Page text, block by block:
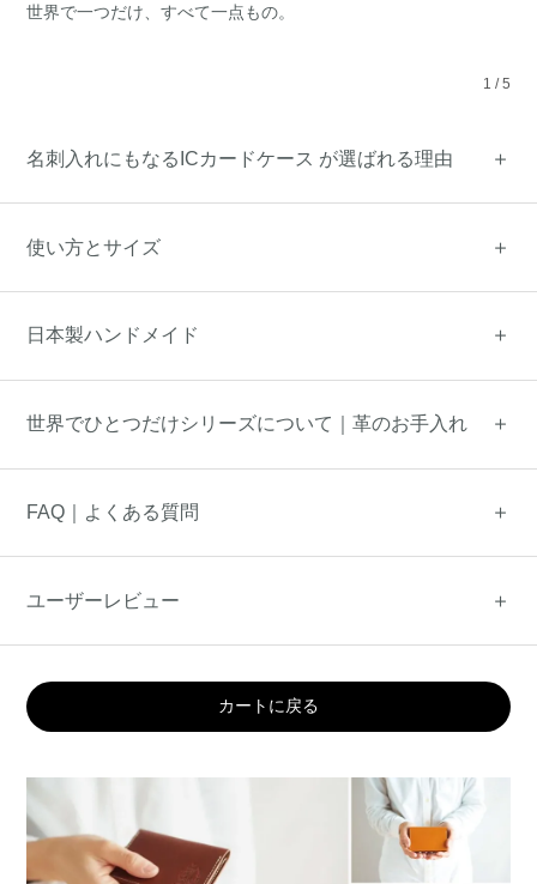
世界で一つだけ、すべて一点もの。
1 /5
名刺入れにもなるICカードケース が選ばれる理由
使い方とサイズ
日本製ハンドメイド
世界でひとつだけシリーズについて｜革のお手入れ
FAQ｜よくある質問
ユーザーレビュー
カートに戻る